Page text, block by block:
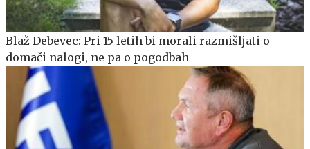
Blaž Debevec: Pri 15 letih bi morali razmišljati o
domači nalogi, ne pa o pogodbah